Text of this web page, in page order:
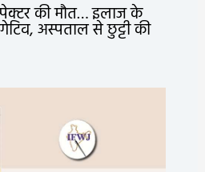
की मौत… इलाज के
अस्पताल से छुट्टी की